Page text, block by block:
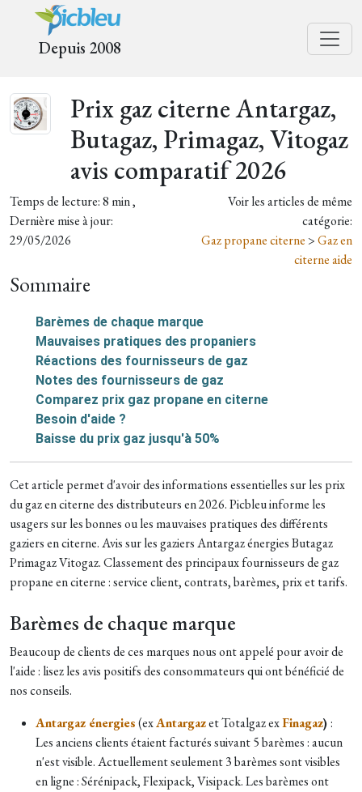
Depuis 2008
Prix gaz citerne Antargaz,
Butagaz, Primagaz, Vitogaz
avis comparatif 2026
Temps de lecture: 8 min ,
Dernière mise à jour:
29/05/2026
Voir les articles de même
catégorie:
Gaz propane citerne >Gaz en
citerne aide
Sommaire
Barèmes de chaque marque
Mauvaises pratiques des propaniers
Réactions des fournisseurs de gaz
Notes des fournisseurs de gaz
Comparez prix gaz propane en citerne
Besoin d'aide ?
Baisse du prix gaz jusqu'à 50%
Cet article permet d'avoir des informations essentielles sur les prix
du gaz en citerne des distributeurs en 2026. Picbleu informe les
usagers sur les bonnes ou les mauvaises pratiques des différents
gaziers en citerne. Avis sur les gaziers Antargaz énergies Butagaz
Primagaz Vitogaz. Classement des principaux fournisseurs de gaz
propane en citerne : service client, contrats, barèmes, prix et tarifs.
Barèmes de chaque marque
Beaucoup de clients de ces marques nous ont appelé pour avoir de
l'aide : lisez les avis positifs des consommateurs qui ont bénéficié de
nos conseils.
Antargaz énergies(exAntargazet Totalgaz exFinagaz):
Les anciens clients étaient facturés suivant 5 barèmes : aucun
n'est visible. Actuellement seulement 3 barèmes sont visibles
en ligne : Sérénipack, Flexipack, Visipack. Les barèmes ont